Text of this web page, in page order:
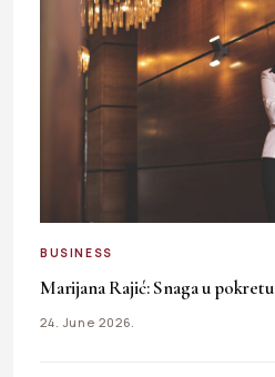
BUSINESS
Marijana Rajić: Snaga u pokretu
24. June 2026.